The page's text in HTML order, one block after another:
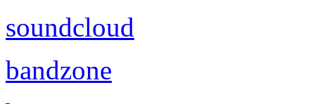
soundcloud
bandzone